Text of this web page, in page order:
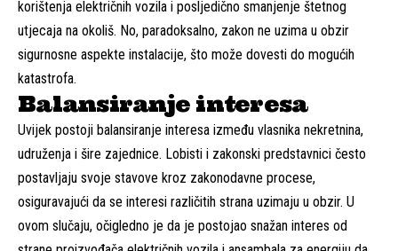
korištenja električnih vozila i posljedično smanjenje štetnog
utjecaja na okoliš. No, paradoksalno, zakon ne uzima u obzir
sigurnosne aspekte instalacije, što može dovesti do mogućih
katastrofa.
Balansiranje interesa
Uvijek postoji balansiranje interesa između vlasnika nekretnina,
udruženja i šire zajednice. Lobisti i zakonski predstavnici često
postavljaju svoje stavove kroz zakonodavne procese,
osiguravajući da se interesi različitih strana uzimaju u obzir. U
ovom slučaju, očigledno je da je postojao snažan interes od